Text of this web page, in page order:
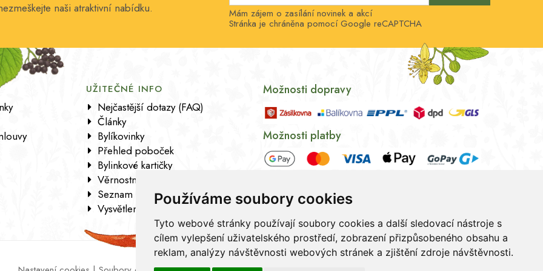
Používáme soubory cookies
Tyto webové stránky používají soubory cookies a další sledovací nástroje s
cílem vylepšení uživatelského prostředí, zobrazení přizpůsobeného obsahu a
reklam, analýzy návštěvnosti webových stránek a zjištění zdroje návštěvnosti.
naši atraktivní nabídku. Mám zájem o zasílání novinek a akcí
Stránka je chráněna pomocí Google reCAPTCHA
UŽITEČNÉ INFO
Nejčastější dotazy (FAQ)
Články
Bylíkovinky
Přehled poboček
Bylinkové kartičky
Věrnostní program
Seznam sortimentu
Vysvětlení analytických údajů
Možnosti dopravy
Možnosti platby